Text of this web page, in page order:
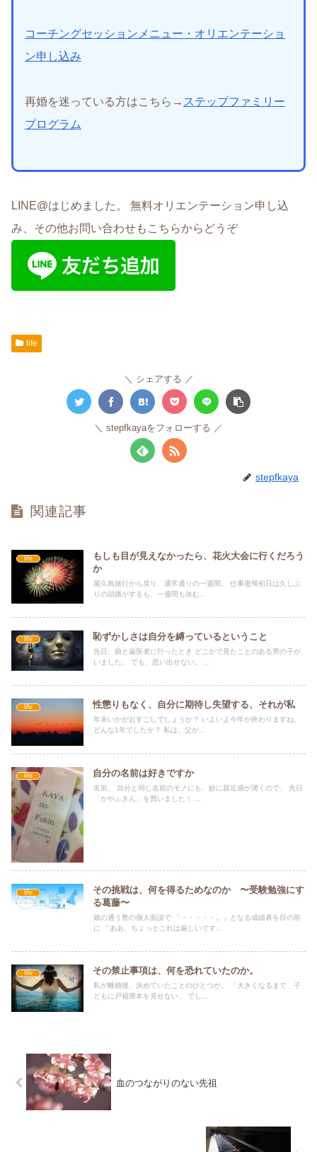
コーチングセッションメニュー・オリエンテーショ
ン申し込み
再婚を迷っている方はこちら→ ステップファミリー
プログラム
LINE@はじめました。 無料オリエンテーション申し込
み、その他お問い合わせもこちらからどうぞ
life
シェアする
stepfkayaをフォローする
stepfkaya
関連記事
life
もしも目が見えなかったら、花火大会に行くだろう
か
屋久島旅行から戻り、通常通りの一週間。 仕事復帰初日は久しぶ
りの頭痛がするも、一週間も休む...
life 恥ずかしさは自分を縛っているということ
先日、娘と歯医者に行ったとき どこかで見たことのある男の子が
いました。 でも、思い出せない。 ...
life 性懲りもなく、自分に期待し失望する、それが私
年末いかがおすごしでしょうか？ いよいよ今年が終わりますね。
どんな1年でしたか？ 私は、父が...
life 自分の名前は好きですか
名前。 自分と同じ名前のモノにも、妙に親近感が湧くので、 先日
「かやふきん」を買いました！ ...
life
その挑戦は、何を得るためなのか 〜受験勉強にす
る葛藤〜
娘の通う塾の個人面談で 「・・・・・。」となる成績表を目の前
に 「ああ、ちょっとこれは厳しいです...
life その禁止事項は、何を恐れていたのか。
私が離婚後、決めていたことのひとつが、 「大きくなるまで、子
どもに戸籍謄本を見せない」 でし...
血のつながりのない先祖